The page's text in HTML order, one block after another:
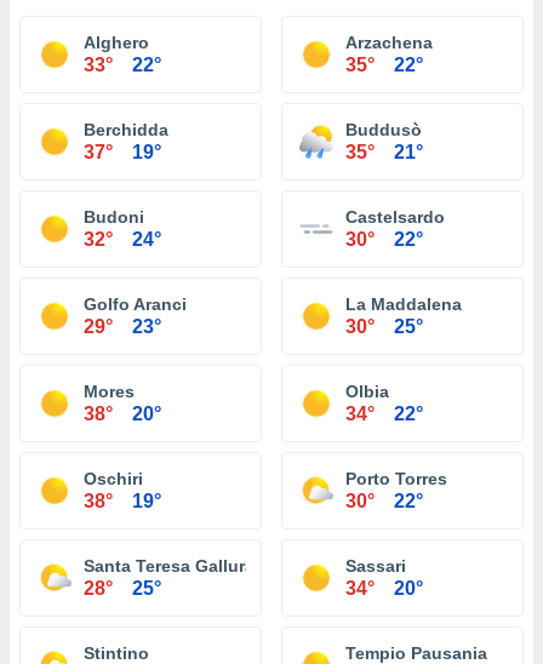
Alghero
33° 22°
Arzachena
35° 22°
Berchidda
37° 19°
Buddusò
35° 21°
Budoni
32° 24°
Castelsardo
30° 22°
Golfo Aranci
29° 23°
La Maddalena
30° 25°
Mores
38° 20°
Olbia
34° 22°
Oschiri
38° 19°
Porto Torres
30° 22°
Santa Teresa Gallura
28° 25°
Sassari
34° 20°
Stintino Tempio Pausania